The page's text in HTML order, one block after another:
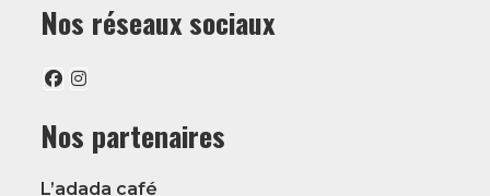
Nos réseaux sociaux
Nos partenaires
L’adada café